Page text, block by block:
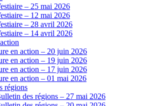
– 25 mai 2026
– 12 mai 2026
– 28 avril 2026
– 14 avril 2026
en action – 20 juin 2026
en action – 19 juin 2026
en action – 17 juin 2026
en action – 01 mai 2026
régions
des régions – 27 mai 2026